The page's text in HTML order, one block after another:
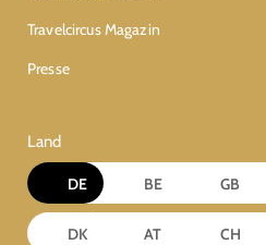
Travelcircus Magazin
Presse
Land
DE BE GB
DK AT CH